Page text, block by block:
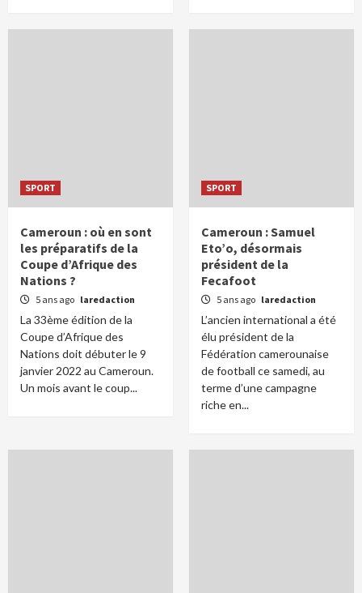
SPORT
Cameroun : où en sont
les préparatifs de la
Coupe d’Afrique des
Nations ?
5 ans ago laredaction
La 33ème édition de la
Coupe d’Afrique des
Nations doit débuter le 9
janvier 2022 au Cameroun.
Un mois avant le coup...
SPORT
Cameroun : Samuel
Eto’o, désormais
président de la
Fecafoot
5 ans ago laredaction
L’ancien international a été
élu président de la
Fédération camerounaise
de football ce samedi, au
terme d’une campagne
riche en...